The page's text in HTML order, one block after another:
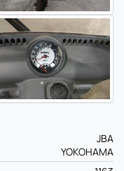
JBA
YOKOHAMA